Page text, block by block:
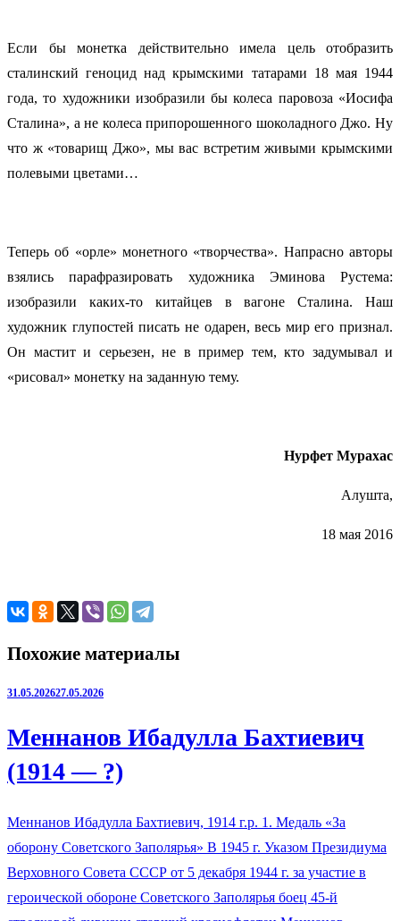
Если бы монетка действительно имела цель отобразить
сталинский геноцид над крымскими татарами 18 мая 1944
года, то художники изобразили бы колеса паровоза «Иосифа
Сталина», а не колеса припорошенного шоколадного Джо. Ну
что ж «товарищ Джо», мы вас встретим живыми крымскими
полевыми цветами…
Теперь об «орле» монетного «творчества». Напрасно авторы
взялись парафразировать художника Эминова Рустема:
изобразили каких-то китайцев в вагоне Сталина. Наш
художник глупостей писать не одарен, весь мир его признал.
Он мастит и серьезен, не в пример тем, кто задумывал и
«рисовал» монетку на заданную тему.
Нурфет Мурахас
Алушта,
18 мая 2016
Похожие материалы
31.05.202627.05.2026
Меннанов Ибадулла Бахтиевич
(1914 — ?)
Меннанов Ибадулла Бахтиевич, 1914 г.р. 1. Медаль «За
оборону Советского Заполярья» В 1945 г. Указом Президиума
Верховного Совета СССР от 5 декабря 1944 г. за участие в
героической обороне Советского Заполярья боец 45-й